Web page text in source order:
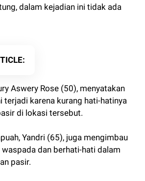
dalam kejadian ini tidak ada
Aswery Rose (50), menyatakan
terjadi karena kurang hati-hatinya
di lokasi tersebut.
Yandri (65), juga mengimbau
dan berhati-hati dalam
pasir.